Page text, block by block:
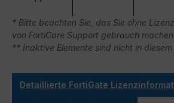
* Bitte beachten Sie, das Sie ohne
von FortiCare Support gebrauch
** Inaktive Elemente sind nicht in
Detaillierte FortiGate